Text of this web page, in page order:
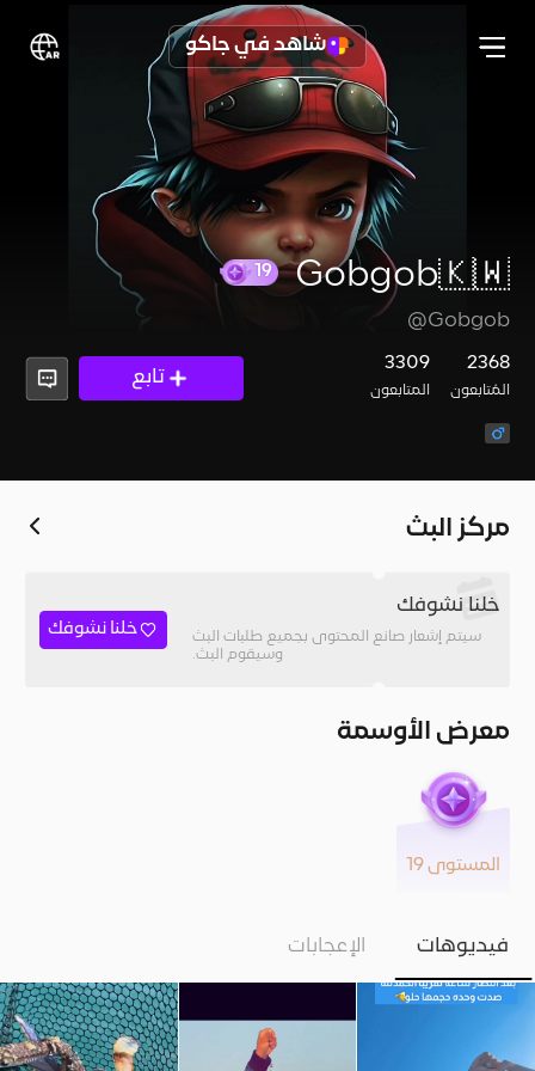
شاهد في جاكو
Gobgob🇰🇼
@Gobgob
2368
المُتابعون
3309
المتابعون
تابع
مركز البث
خلنا نشوفك
سيتم إشعار صانع المحتوى بجميع طلبات البث
وسيقوم البث.
خلنا نشوفك
معرض الأوسمة
المستوى 19
فيديوهات الإعجابات